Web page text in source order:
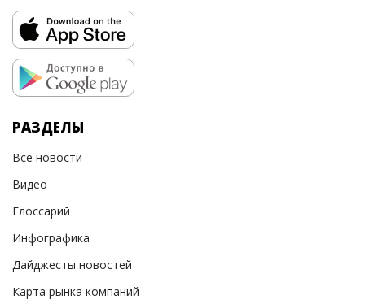
РАЗДЕЛЫ
Все новости
Видео
Глоссарий
Инфографика
Дайджесты новостей
Карта рынка компаний